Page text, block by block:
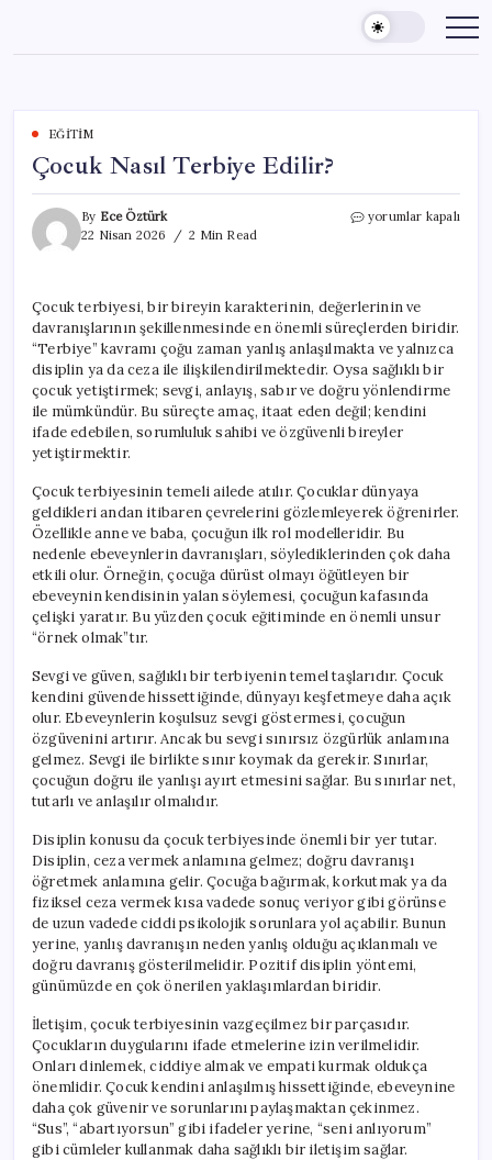
content
EĞITIM
Çocuk Nasıl Terbiye Edilir?
By Ece Öztürk
22 Nisan 2026
2 Min Read
Çocuk
yorumlar kapalı
Çocuk terbiyesi, bir bireyin karakterinin, değerlerinin ve
davranışlarının şekillenmesinde en önemli süreçlerden biridir.
“Terbiye” kavramı çoğu zaman yanlış anlaşılmakta ve yalnızca
disiplin ya da ceza ile ilişkilendirilmektedir. Oysa sağlıklı bir
çocuk yetiştirmek; sevgi, anlayış, sabır ve doğru yönlendirme
ile mümkündür. Bu süreçte amaç, itaat eden değil; kendini
ifade edebilen, sorumluluk sahibi ve özgüvenli bireyler
yetiştirmektir.
Çocuk terbiyesinin temeli ailede atılır. Çocuklar dünyaya
geldikleri andan itibaren çevrelerini gözlemleyerek öğrenirler.
Özellikle anne ve baba, çocuğun ilk rol modelleridir. Bu
nedenle ebeveynlerin davranışları, söylediklerinden çok daha
etkili olur. Örneğin, çocuğa dürüst olmayı öğütleyen bir
ebeveynin kendisinin yalan söylemesi, çocuğun kafasında
çelişki yaratır. Bu yüzden çocuk eğitiminde en önemli unsur
“örnek olmak”tır.
Sevgi ve güven, sağlıklı bir terbiyenin temel taşlarıdır. Çocuk
kendini güvende hissettiğinde, dünyayı keşfetmeye daha açık
olur. Ebeveynlerin koşulsuz sevgi göstermesi, çocuğun
özgüvenini artırır. Ancak bu sevgi sınırsız özgürlük anlamına
gelmez. Sevgi ile birlikte sınır koymak da gerekir. Sınırlar,
çocuğun doğru ile yanlışı ayırt etmesini sağlar. Bu sınırlar net,
tutarlı ve anlaşılır olmalıdır.
Disiplin konusu da çocuk terbiyesinde önemli bir yer tutar.
Disiplin, ceza vermek anlamına gelmez; doğru davranışı
öğretmek anlamına gelir. Çocuğa bağırmak, korkutmak ya da
fiziksel ceza vermek kısa vadede sonuç veriyor gibi görünse
de uzun vadede ciddi psikolojik sorunlara yol açabilir. Bunun
yerine, yanlış davranışın neden yanlış olduğu açıklanmalı ve
doğru davranış gösterilmelidir. Pozitif disiplin yöntemi,
günümüzde en çok önerilen yaklaşımlardan biridir.
İletişim, çocuk terbiyesinin vazgeçilmez bir parçasıdır.
Çocukların duygularını ifade etmelerine izin verilmelidir.
Onları dinlemek, ciddiye almak ve empati kurmak oldukça
önemlidir. Çocuk kendini anlaşılmış hissettiğinde, ebeveynine
daha çok güvenir ve sorunlarını paylaşmaktan çekinmez.
“Sus”, “abartıyorsun” gibi ifadeler yerine, “seni anlıyorum”
gibi cümleler kullanmak daha sağlıklı bir iletişim sağlar.